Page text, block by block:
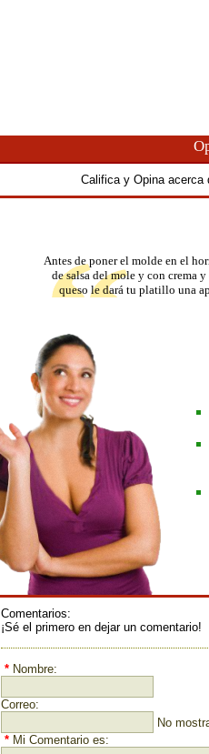
Califica y Opina acerca
Antes de poner el molde en el
de salsa del mole y con crema
queso le dará tu platillo una
Comentarios:
¡Sé el primero en dejar un comentario!
* Nombre:
Correo:
No
* Mi Comentario es: